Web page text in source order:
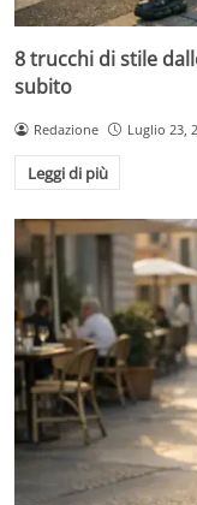
8 trucchi di stile
subito
Redazione Luglio 23,
Leggi di più